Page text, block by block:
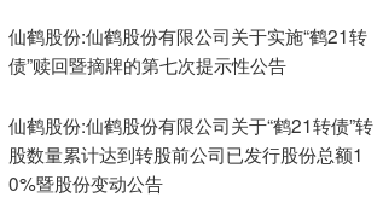
仙鹤股份:仙鹤股份有限公司关于实施“鹤21转
债”赎回暨摘牌的第七次提示性公告
仙鹤股份:仙鹤股份有限公司关于“鹤21转债”转
股数量累计达到转股前公司已发行股份总额1
0%暨股份变动公告